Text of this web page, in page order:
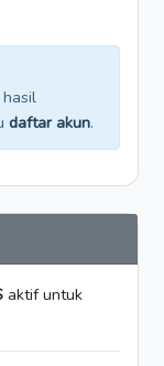
daftar akun.
aktif untuk